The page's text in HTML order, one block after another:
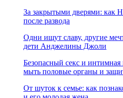
За закрытыми дверями: как
после развода
Одни ищут славу, другие
дети Анджелины Джоли
Безопасный секс и интимная
мыть половые органы и
От шуток к семье: как